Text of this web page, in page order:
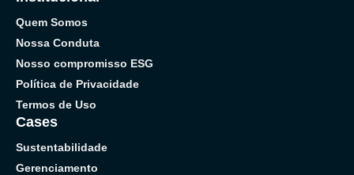
Quem Somos
Nossa Conduta
Nosso compromisso ESG
Política de Privacidade
Termos de Uso
Cases
Sustentabilidade
Gerenciamento